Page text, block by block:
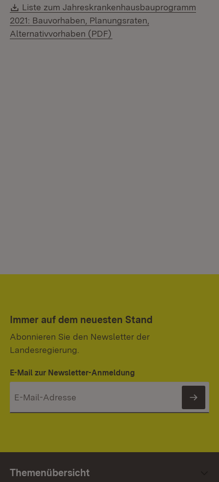
Download:
Liste zum Jahreskrankenhausbauprogramm
2021: Bauvorhaben, Planungsraten,
Alternativvorhaben (PDF)
Immer auf dem neuesten Stand
Abonnieren Sie den Newsletter der
Landesregierung.
E-Mail zur Newsletter-Anmeldung
Themenübersicht